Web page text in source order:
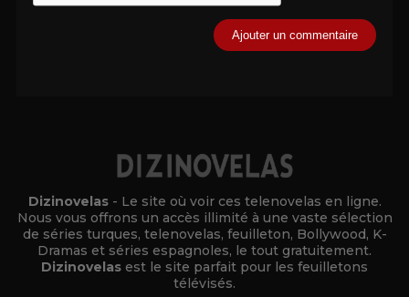
Dizinovelas - Le site où voir ces telenovelas en ligne.
Nous vous offrons un accès illimité à une vaste sélection
de séries turques, telenovelas, feuilleton, Bollywood, K-
Dramas et séries espagnoles, le tout gratuitement.
Dizinovelas est le site parfait pour les feuilletons
télévisés.